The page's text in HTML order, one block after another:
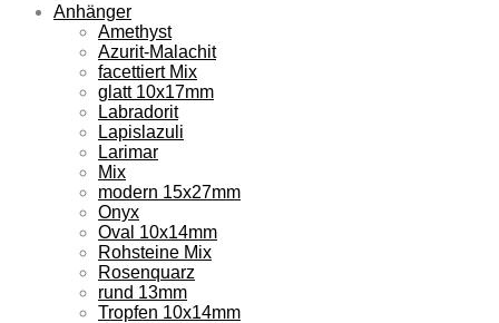
Anhänger
Amethyst
Azurit-Malachit
facettiert Mix
glatt 10x17mm
Labradorit
Lapislazuli
Larimar
Mix
modern 15x27mm
Onyx
Oval 10x14mm
Rohsteine Mix
Rosenquarz
rund 13mm
Tropfen 10x14mm